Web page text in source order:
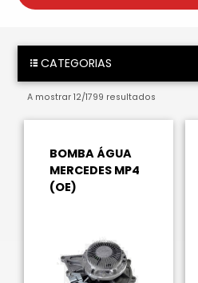
CATEGORIAS
A mostrar12/1799 resultados
BOMBA ÁGUA
MERCEDES MP4
(OE)